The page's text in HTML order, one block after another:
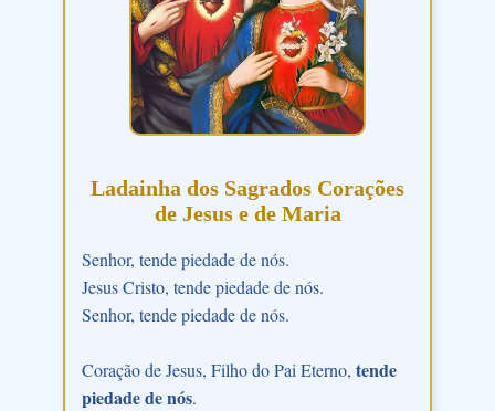
Ladainha dos Sagrados Corações
de Jesus e de Maria
Senhor, tende piedade de nós.
Jesus Cristo, tende piedade de nós.
Senhor, tende piedade de nós.
Coração de Jesus, Filho do Pai Eterno, tende
piedade de nós.